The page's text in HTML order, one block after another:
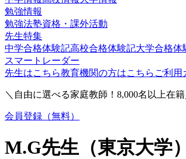
勉強情報
勉強法塾資格・課外活動
先生特集
中学合格体験記高校合格体験記大学合格体
スマートレーダー
先生はこちら教育機関の方はこちら ご利用
＼自由に選べる家庭教師！ 8,000名以上在籍
会員登録（無料）
M.G先生（東京大学